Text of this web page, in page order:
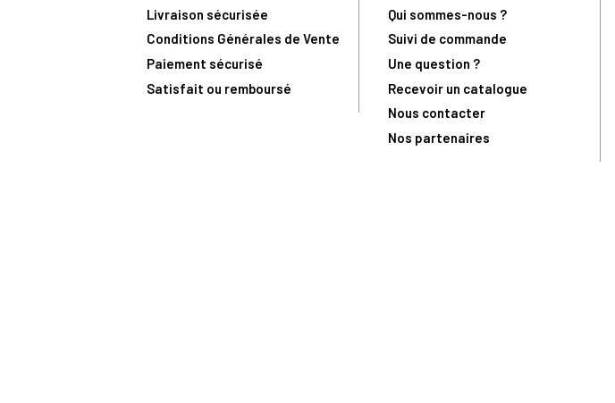
Livraison sécurisée
Conditions Générales de Vente
Paiement sécurisé
Satisfait ou remboursé
Qui sommes-nous ?
Suivi de commande
Une question ?
Recevoir un catalogue
Nous contacter
Nos partenaires